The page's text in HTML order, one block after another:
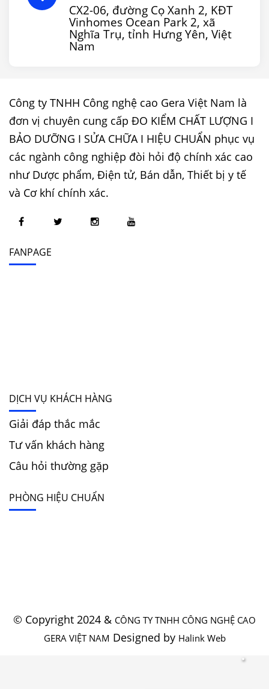
CX2-06, đường Cọ Xanh 2, KĐT
Vinhomes Ocean Park 2, xã
Nghĩa Trụ, tỉnh Hưng Yên, Việt
Nam
Công ty TNHH Công nghệ cao Gera Việt Nam là
đơn vị chuyên cung cấp ĐO KIỂM CHẤT LƯỢNG I
BẢO DƯỠNG I SỬA CHỮA I HIỆU CHUẨN phục vụ
các ngành công nghiệp đòi hỏi độ chính xác cao
như Dược phẩm, Điện tử, Bán dẫn, Thiết bị y tế
và Cơ khí chính xác.
FANPAGE
DỊCH VỤ KHÁCH HÀNG
Giải đáp thắc mắc
Tư vấn khách hàng
Câu hỏi thường gặp
PHÒNG HIỆU CHUẨN
© Copyright 2024 & CÔNG TY TNHH CÔNG NGHỆ CAO
GERA VIỆT NAM Designed by Halink Web